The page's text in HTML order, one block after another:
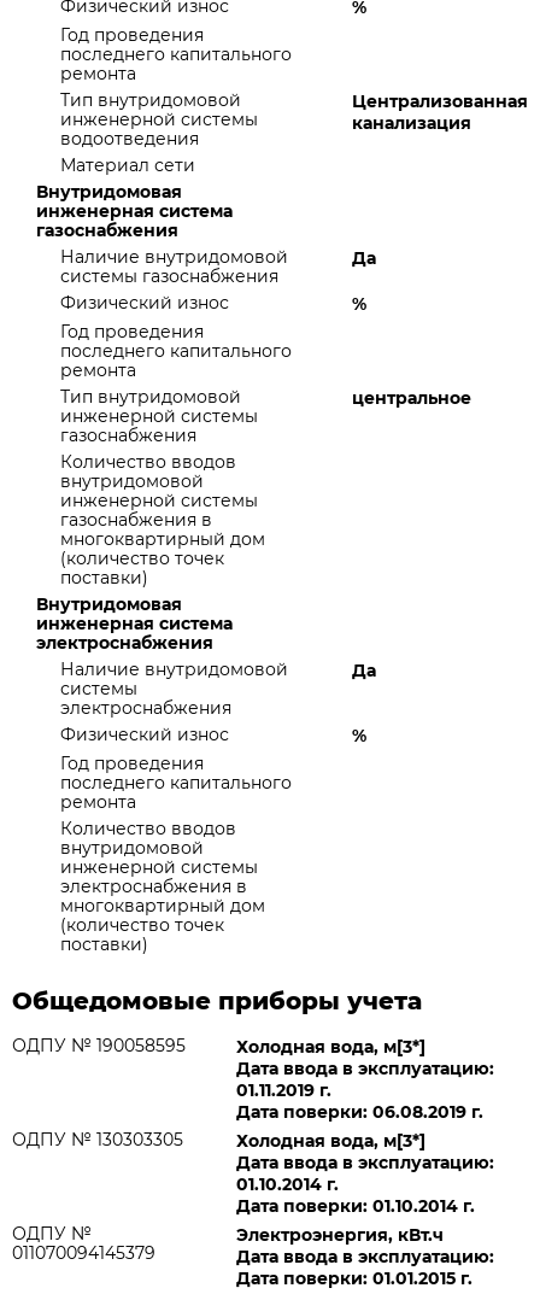
Физический износ
%
Год проведения
последнего капитального
ремонта
Тип внутридомовой
инженерной системы
водоотведения
Централизованная
канализация
Материал сети
Внутридомовая
инженерная система
газоснабжения
Наличие внутридомовой
системы газоснабжения
Да
Физический износ
%
Год проведения
последнего капитального
ремонта
Тип внутридомовой
инженерной системы
газоснабжения
центральное
Количество вводов
внутридомовой
инженерной системы
газоснабжения в
многоквартирный дом
(количество точек
поставки)
Внутридомовая
инженерная система
электроснабжения
Наличие внутридомовой
системы
электроснабжения
Да
Физический износ
%
Год проведения
последнего капитального
ремонта
Количество вводов
внутридомовой
инженерной системы
электроснабжения в
многоквартирный дом
(количество точек
поставки)
Общедомовые приборы учета
ОДПУ № 190058595
Холодная вода, м[3*]
Дата ввода в эксплуатацию:
01.11.2019 г.
Дата поверки: 06.08.2019 г.
ОДПУ № 130303305
Холодная вода, м[3*]
Дата ввода в эксплуатацию:
01.10.2014 г.
Дата поверки: 01.10.2014 г.
ОДПУ №
011070094145379
Электроэнергия, кВт.ч
Дата ввода в эксплуатацию:
Дата поверки: 01.01.2015 г.